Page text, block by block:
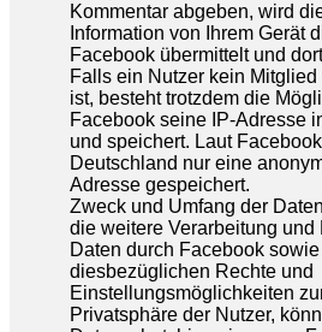
Kommentar abgeben, wird
Information von Ihrem Gerät
Facebook übermittelt und
Falls ein Nutzer kein
ist, besteht trotzdem die
Facebook seine IP-Adresse
und speichert. Laut
Deutschland nur eine
Adresse gespeichert.
Zweck und Umfang der
die weitere Verarbeitung und
Daten durch Facebook
diesbezüglichen Rechte und
Einstellungsmöglichkeiten
Privatsphäre der Nutzer,